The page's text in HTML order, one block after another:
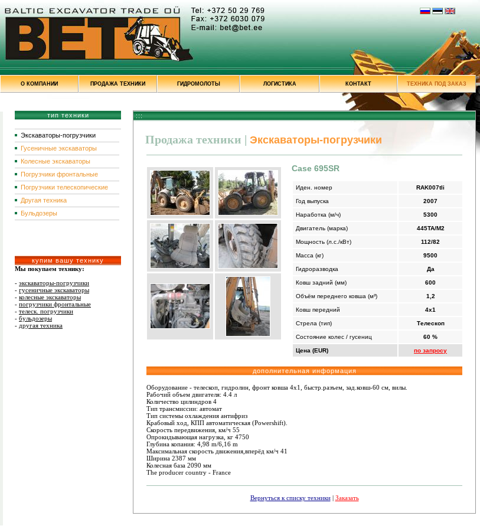
О КОМПАНИИ ПРОДАЖА ТЕХНИКИ ГИДРОМОЛОТЫ ЛОГИСТИКА КОНТАКТ ТЕХНИКА ПОД ЗАКАЗ
тип техники
Экскаваторы-погрузчики
Гусеничные экскаваторы
Колесные экскаваторы
Погрузчики фронтальные
Погрузчики телескопические
Другая техника
Бульдозеры
купим вашу технику
Мы покупаем технику:
- экскаваторы-погрузчики
- гусеничные экскаваторы
- колесные экскаваторы
- погрузчики фронтальные
- телеск. погрузчики
- бульдозеры
- другая техника
:::
Продажа техники | Экскаваторы-погрузчики
Case 695SR
Иден. номер RAK007tli
Год выпуска 2007
Наработка (м/ч) 5300
Двигатель (марка) 445TA/M2
Мощность (л.с./кВт) 112/82
Масса (кг) 9500
Гидроразводка Да
Ковш задний (мм) 600
Объём переднего ковша (м³) 1,2
Ковш передний 4x1
Стрела (тип) Телескоп
Состояние колес / гусениц 60 %
Цена (EUR) по запросу
дополнительная информация
Оборудование - телескоп, гидролин, фронт ковша 4х1, быстр.разъем, зад.ковш-60 см, вилы.
Рабочий объем двигателя: 4.4 л
Количество цилиндров 4
Тип трансмиссии: автомат
Тип системы охлаждения антифриз
Крабовый ход, КПП автоматическая (Powershift).
Скорость передвижения, км/ч 55
Опрокидывающая нагрузка, кг 4750
Глубина копания: 4,98 m/6,16 m
Максимальная скорость движения,вперёд км/ч 41
Ширина 2387 мм
Колесная база 2090 мм
The producer country - France
Вернуться к списку техники| Заказать